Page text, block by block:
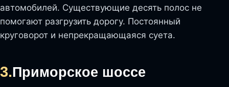
автомобилей. Существующие десять полос не
помогают разгрузить дорогу. Постоянный
круговорот и непрекращающаяся суета.
3.Приморское шоссе